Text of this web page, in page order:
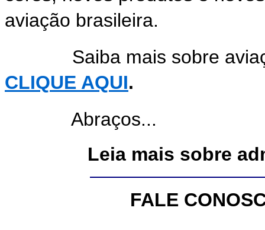
aviação brasileira.
Saiba mais sobre
CLIQUE AQUI.
Abraços...
Leia mais sobre
FALE